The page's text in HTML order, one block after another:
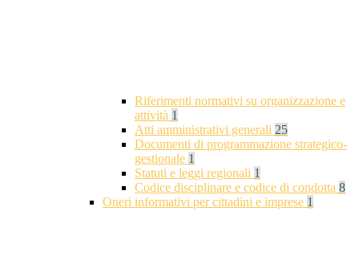
Riferimenti normativi su organizzazione e
attività 1
Atti amministrativi generali 25
Documenti di programmazione strategico-
gestionale 1
Statuti e leggi regionali 1
Codice disciplinare e codice di condotta 8
Oneri informativi per cittadini e imprese 1